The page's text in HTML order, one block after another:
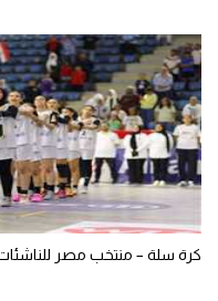
كرة سلة – منتخب مصر